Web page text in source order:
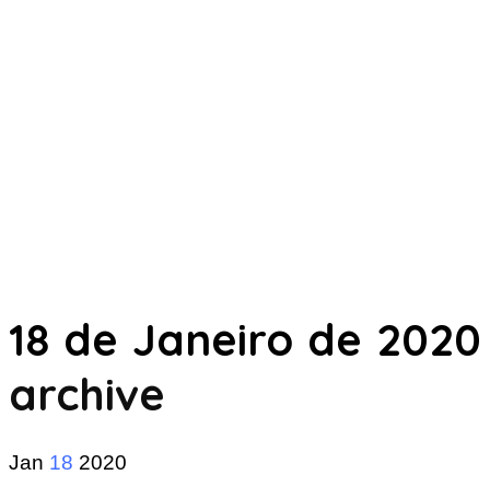
18 de Janeiro de 2020
archive
Jan 18 2020